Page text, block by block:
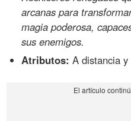
arcanas para
magia poderosa,
sus enemigos.
Atributos: A distancia y